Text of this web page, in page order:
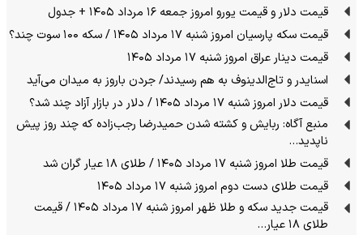
قیمت دلار و قیمت یورو امروز جمعه ۱۶ مرداد ۱۴۰۵ + جدول
قیمت سکه پارسیان امروز شنبه ۱۷ مرداد ۱۴۰۵ / سکه ۱۰۰ سوت چند؟
قیمت دینار عراق امروز شنبه ۱۷ مرداد ۱۴۰۵
اسنایدر و تاج‌الدینوف به هم رسیدند/ جردن باروز به میدان می‌آید
قیمت دلار امروز شنبه ۱۷ مرداد ۱۴۰۵ / دلار در بازار آزاد چند شد؟
منبع آگاه: ربایش و کشته شدن حمیدرضا رجب‌زاده که چند روز پیش
ناپدید…
قیمت طلا امروز شنبه ۱۷ مرداد ۱۴۰۵ / طلای ۱۸ عیار گران شد
قیمت طلای دست دوم امروز شنبه ۱۷ مرداد ۱۴۰۵
قیمت جدید سکه و طلا ظهر امروز شنبه ۱۷ مرداد ۱۴۰۵ / قیمت
طلای ۱۸ عیار…